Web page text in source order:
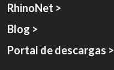
RhinoNet >
Blog >
Portal de descargas >